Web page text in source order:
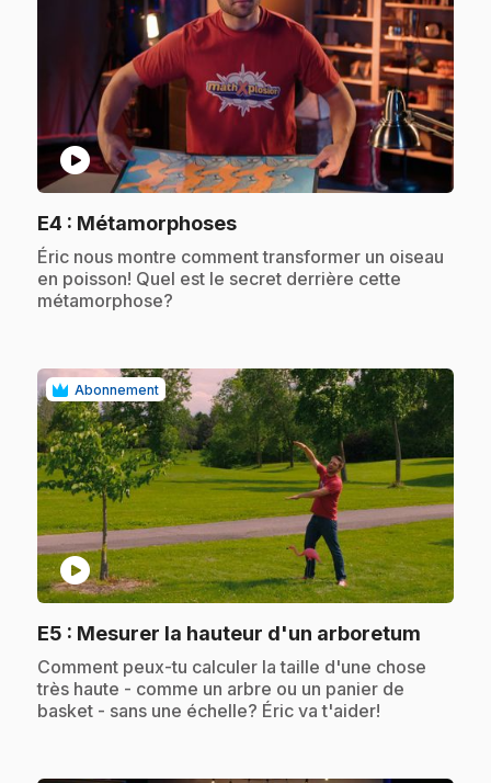
play_circle
E4 : Métamorphoses.
.Éric nous montre comment transformer un oiseau
en poisson! Quel est le secret derrière cette
métamorphose?
Abonnement
play_circle
E5 : Mesurer la hauteur d'un arboretum
.Comment peux-tu calculer la taille d'une chose
très haute - comme un arbre ou un panier de
basket - sans une échelle? Éric va t'aider!